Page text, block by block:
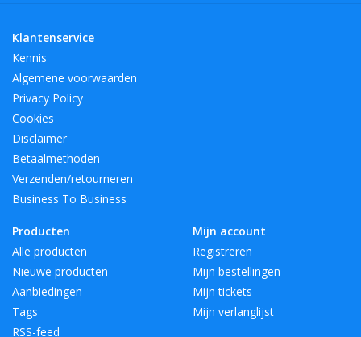
Klantenservice
Kennis
Algemene voorwaarden
Privacy Policy
Cookies
Disclaimer
Betaalmethoden
Verzenden/retourneren
Business To Business
Producten
Alle producten
Nieuwe producten
Aanbiedingen
Tags
RSS-feed
Mijn account
Registreren
Mijn bestellingen
Mijn tickets
Mijn verlanglijst